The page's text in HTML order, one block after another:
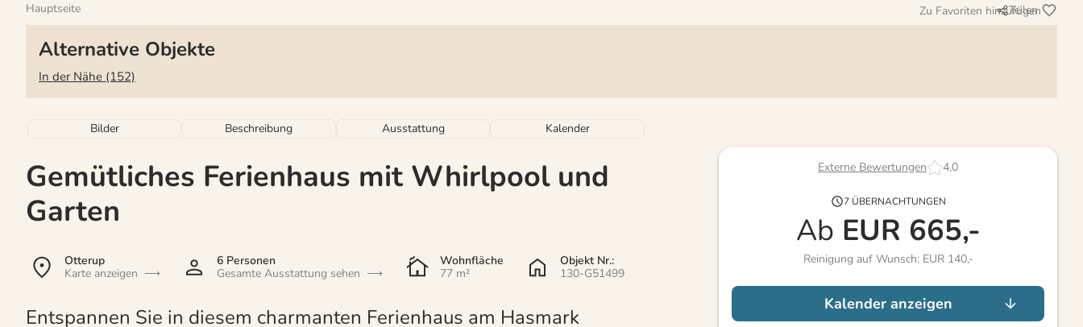
Hauptseite Zu Favoriten hinzufügen
Teilen
Alternative Objekte
In der Nähe (152)
Bilder Beschreibung Ausstattung Kalender
Gemütliches Ferienhaus mit Whirlpool und
Garten
Otterup
Karte anzeigen
6 Personen
Gesamte Ausstattung sehen
Wohnfläche
77 m²
Objekt Nr.:
130-G51499
Entspannen Sie in diesem charmanten Ferienhaus am Hasmark
Externe Bewertungen 4,0
7 ÜBERNACHTUNGEN
Ab EUR 665,-
Reinigung auf Wunsch: EUR 140,-
Kalender anzeigen